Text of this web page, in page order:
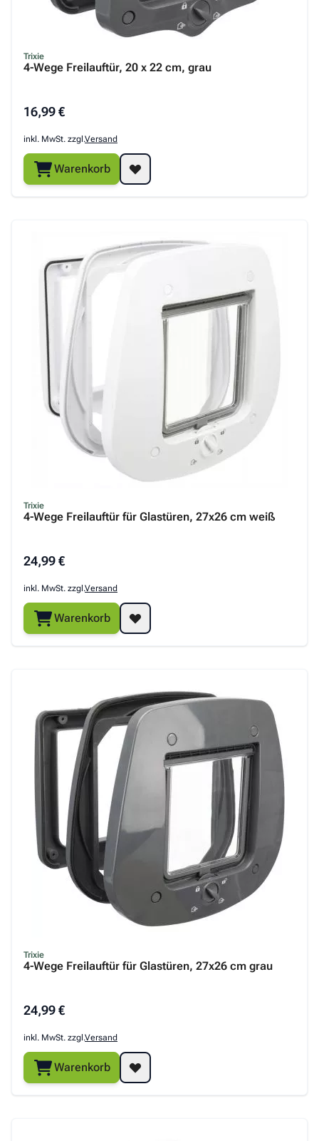
Trixie
4-Wege Freilauftür, 20 x 22 cm, grau
16,99 €
inkl. MwSt. zzgl.Versand
Warenkorb
Trixie
4-Wege Freilauftür für Glastüren, 27x26 cm weiß
24,99 €
inkl. MwSt. zzgl.Versand
Warenkorb
Trixie
4-Wege Freilauftür für Glastüren, 27x26 cm grau
24,99 €
inkl. MwSt. zzgl.Versand
Warenkorb